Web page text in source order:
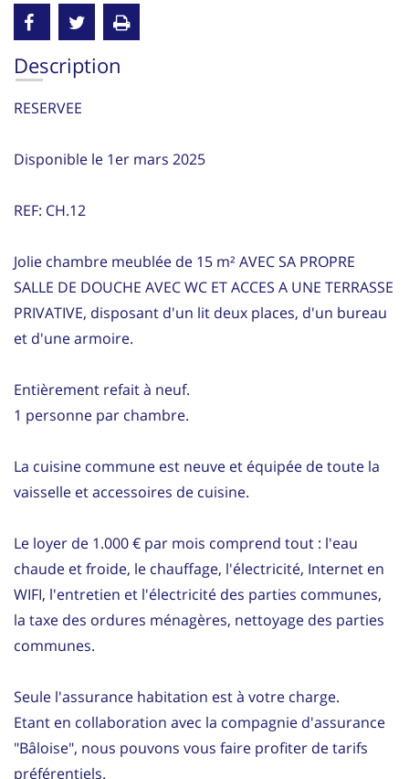
Description
RESERVEE
Disponible le 1er mars 2025
REF: CH.12
Jolie chambre meublée de 15 m² AVEC SA PROPRE
SALLE DE DOUCHE AVEC WC ET ACCES A UNE TERRASSE
PRIVATIVE, disposant d'un lit deux places, d'un bureau
et d'une armoire.
Entièrement refait à neuf.
1 personne par chambre.
La cuisine commune est neuve et équipée de toute la
vaisselle et accessoires de cuisine.
Le loyer de 1.000 € par mois comprend tout : l'eau
chaude et froide, le chauffage, l'électricité, Internet en
WIFI, l'entretien et l'électricité des parties communes,
la taxe des ordures ménagères, nettoyage des parties
communes.
Seule l'assurance habitation est à votre charge.
Etant en collaboration avec la compagnie d'assurance
"Bâloise", nous pouvons vous faire profiter de tarifs
préférentiels.